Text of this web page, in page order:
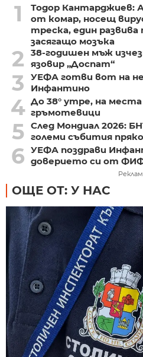
1
Тодор Кантарджиев:
от комар, носещ
треска, един
засягащо мозъка
2
38-годишен мъж
язовир „Доспат“
3
УЕФА готви вот на
Инфантино
4 До 38° утре, на
гръмотевици
5 След Мондиал 2026:
големи събития пряко
6 УЕФА поздрави
доверието си от
ОЩЕ ОТ: У НАС